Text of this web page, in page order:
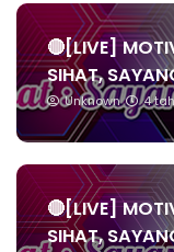
🔴[LIVE]
SIHAT,
Unknown 4
🔴[LIVE]
SIHAT,